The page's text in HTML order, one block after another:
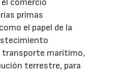
comercio
primas
el papel de la
marítimo,
terrestre, para